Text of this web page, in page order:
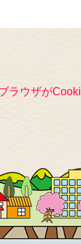
ウザが